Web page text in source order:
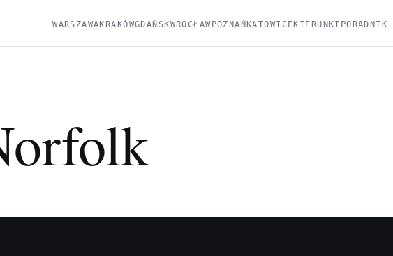
WARSZAWAKRAKÓWGDAŃSKWROCŁAW POZNAŃKATOWICEKIERUNKI PORADNIK